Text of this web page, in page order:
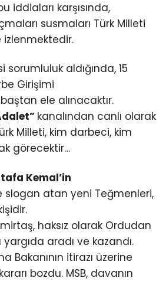
iddiaları karşısında,
susmaları Türk Milleti
sorumluluk aldığında, 15
Girişimi
ele alınacaktır.
kanalından canlı olarak
Milleti, kim darbeci, kim
görecektir…
Kemal’in
slogan atan yeni Teğmenleri,
haksız olarak Ordudan
yargıda aradı ve kazandı.
Bakanının itirazı üzerine
bozdu. MSB, davanın